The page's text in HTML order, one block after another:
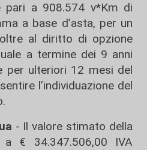
pari a 908.574 v*Km di
a base d’asta, per un
al diritto di opzione
a termine dei 9 anni
per ulteriori 12 mesi del
l’individuazione del
- Il valore stimato della
€ 34.347.506,00 IVA